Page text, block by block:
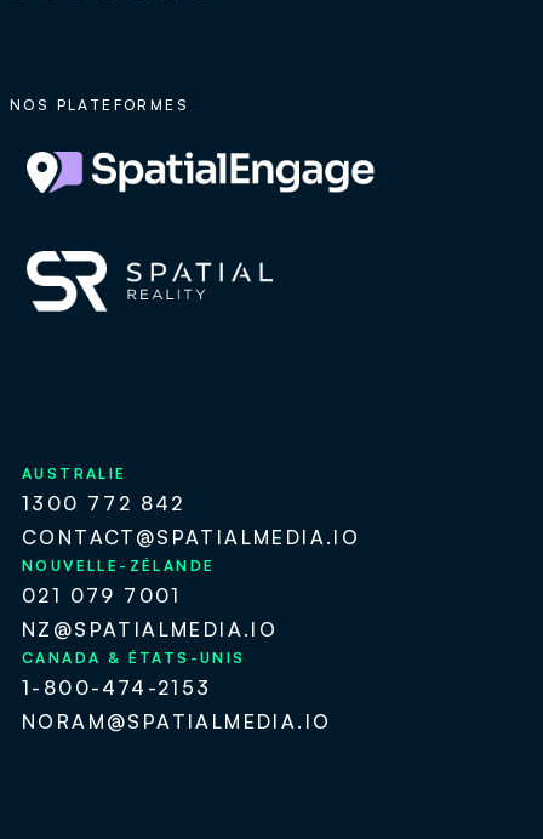
NOS PLATEFORMES
AUSTRALIE
1300 772 842
CONTACT@SPATIALMEDIA.IO
NOUVELLE-ZÉLANDE
021 079 7001
NZ@SPATIALMEDIA.IO
CANADA & ÉTATS-UNIS
1-800-474-2153
NORAM@SPATIALMEDIA.IO